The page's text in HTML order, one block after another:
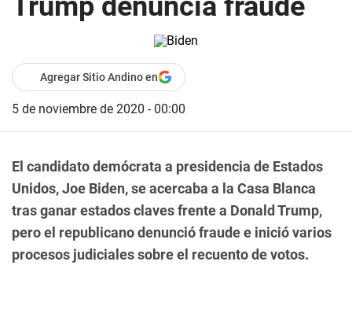
Agregar Sitio Andino en
5 de noviembre de 2020 - 00:00
El candidato demócrata a presidencia de Estados
Unidos, Joe Biden, se acercaba a la Casa Blanca
tras ganar estados claves frente a Donald Trump,
pero el republicano denunció fraude e inició varios
procesos judiciales sobre el recuento de votos.